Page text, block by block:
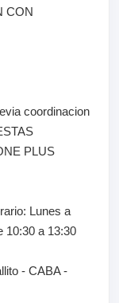
CON
coordinacion
PLUS
Lunes a
10:30 a 13:30
- CABA -